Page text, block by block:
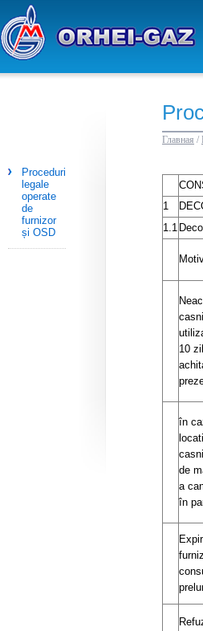
Proceduri
legale
operate
de
furnizor
și OSD
Главная /
1
1.1
10
în
de
a
în